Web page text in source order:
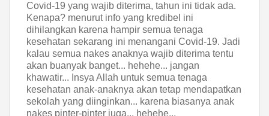
Covid-19 yang wajib diterima, tahun ini tidak ada.
Kenapa? menurut info yang kredibel ini
dihilangkan karena hampir semua tenaga
kesehatan sekarang ini menangani Covid-19. Jadi
kalau semua nakes anaknya wajib diterima tentu
akan buanyak banget... hehehe... jangan
khawatir... Insya Allah untuk semua tenaga
kesehatan anak-anaknya akan tetap mendapatkan
sekolah yang diinginkan... karena biasanya anak
nakes pinter-pinter juga... hehehe...